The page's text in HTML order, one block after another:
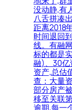
没动静,有
八舌拼凑
距离2018
时间退回
线。有融
标的都是
融)、30亿
资产,总估
查：大量
部分房产
移至关联
逾期,每一